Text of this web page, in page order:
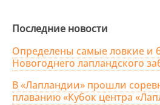
Последние новости
Определены самые ловкие и
Новогоднего лапландского
В «Лапландии» прошли
плаванию «Кубок центра